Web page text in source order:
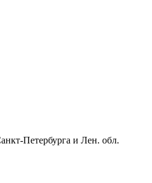
Петербурга и Лен. обл.